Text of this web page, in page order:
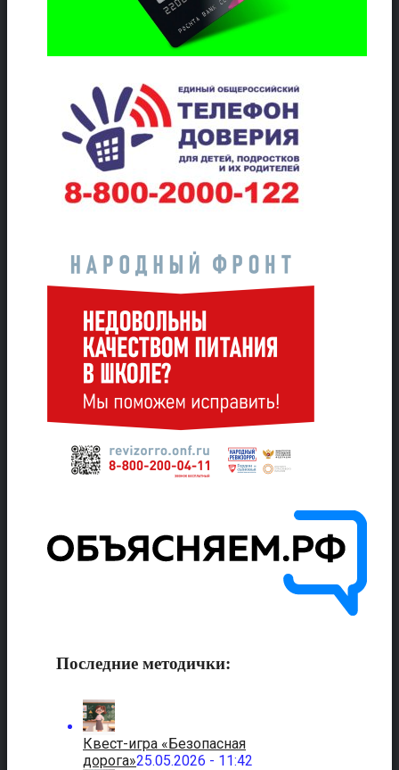
Последние методички:
Квест-игра «Безопасная
дорога»25.05.2026 - 11:42